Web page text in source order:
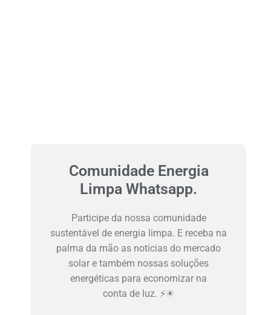
Comunidade Energia
Limpa Whatsapp.
Participe da nossa comunidade
sustentável de energia limpa. E receba na
palma da mão as notícias do mercado
solar e também nossas soluções
energéticas para economizar na
conta de luz. ⚡☀